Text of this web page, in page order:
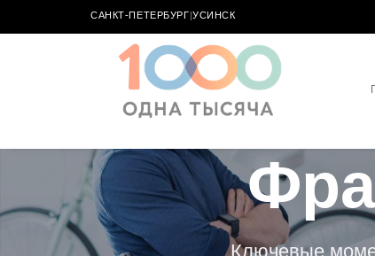
САНКТ-ПЕТЕРБУРГ|УСИНСК
Ключевые